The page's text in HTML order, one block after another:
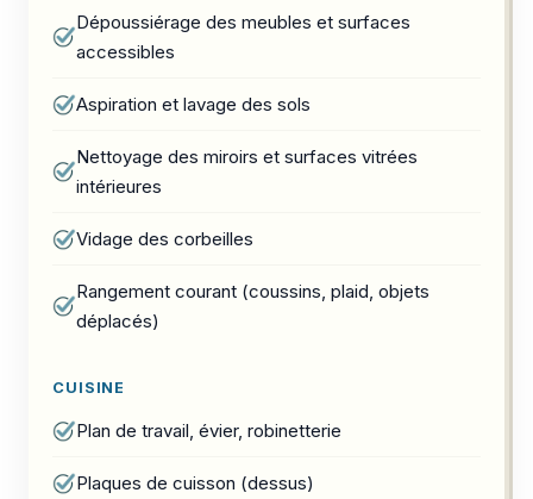
Dépoussiérage des meubles et surfaces
accessibles
Aspiration et lavage des sols
Nettoyage des miroirs et surfaces vitrées
intérieures
Vidage des corbeilles
Rangement courant (coussins, plaid, objets
déplacés)
CUISINE
Plan de travail, évier, robinetterie
Plaques de cuisson (dessus)